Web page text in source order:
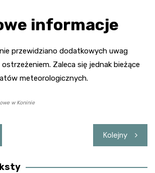
informacje
przewidziano dodatkowych uwag
Zaleca się jednak bieżące
meteorologicznych.
w Koninie
Kolejny